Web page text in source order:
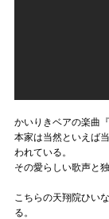
かいりきベアの楽曲
本家は当然といえば
われている。
その愛らしい歌声と
こちらの天翔院ひい
る。